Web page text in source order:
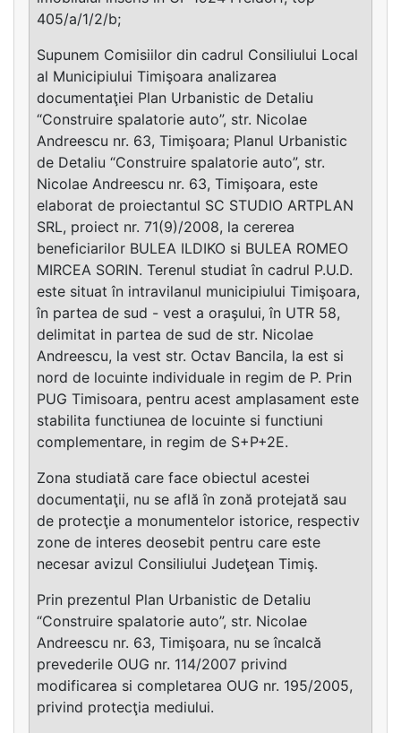
405/a/1/2/b;
Supunem Comisiilor din cadrul Consiliului Local
al Municipiului Timişoara analizarea
documentaţiei Plan Urbanistic de Detaliu
“Construire spalatorie auto”, str. Nicolae
Andreescu nr. 63, Timişoara; Planul Urbanistic
de Detaliu “Construire spalatorie auto”, str.
Nicolae Andreescu nr. 63, Timişoara, este
elaborat de proiectantul SC STUDIO ARTPLAN
SRL, proiect nr. 71(9)/2008, la cererea
beneficiarilor BULEA ILDIKO si BULEA ROMEO
MIRCEA SORIN. Terenul studiat în cadrul P.U.D.
este situat în intravilanul municipiului Timişoara,
în partea de sud - vest a oraşului, în UTR 58,
delimitat in partea de sud de str. Nicolae
Andreescu, la vest str. Octav Bancila, la est si
nord de locuinte individuale in regim de P. Prin
PUG Timisoara, pentru acest amplasament este
stabilita functiunea de locuinte si functiuni
complementare, in regim de S+P+2E.
Zona studiată care face obiectul acestei
documentaţii, nu se află în zonă protejată sau
de protecţie a monumentelor istorice, respectiv
zone de interes deosebit pentru care este
necesar avizul Consiliului Judeţean Timiş.
Prin prezentul Plan Urbanistic de Detaliu
“Construire spalatorie auto”, str. Nicolae
Andreescu nr. 63, Timişoara, nu se încalcă
prevederile OUG nr. 114/2007 privind
modificarea si completarea OUG nr. 195/2005,
privind protecţia mediului.